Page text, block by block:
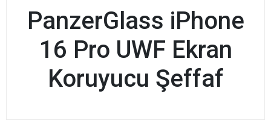
PanzerGlass iPhone
16 Pro UWF Ekran
Koruyucu Şeffaf